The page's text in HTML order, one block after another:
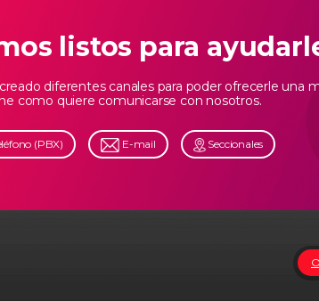
listos para
diferentes canales para poder ofrecerle una
como quiere comunicarse con nosotros.
(PBX) E-mail Seccionales